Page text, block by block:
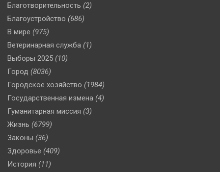
Благотворительность (2)
Благоустройство (686)
В мире (975)
Ветеринарная служба (1)
Выборы 2025 (10)
Город (8036)
Городское хозяйство (1984)
Государственная измена (4)
Гуманитарная миссия (3)
Жизнь (6799)
Законы (36)
Здоровье (409)
История (11)